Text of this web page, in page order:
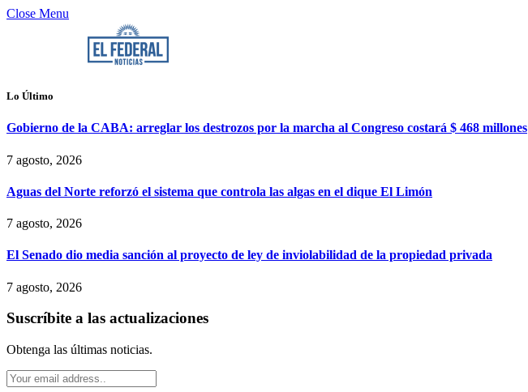
Close Menu
Lo Último
Gobierno de la CABA: arreglar los destrozos por la marcha al Congreso costará $ 468 millones
7 agosto, 2026
Aguas del Norte reforzó el sistema que controla las algas en el dique El Limón
7 agosto, 2026
El Senado dio media sanción al proyecto de ley de inviolabilidad de la propiedad privada
7 agosto, 2026
Suscríbite a las actualizaciones
Obtenga las últimas noticias.